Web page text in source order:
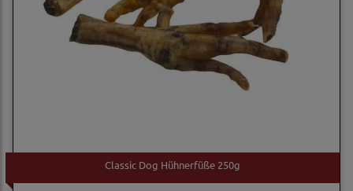
Classic Dog Hühnerfüße 250g